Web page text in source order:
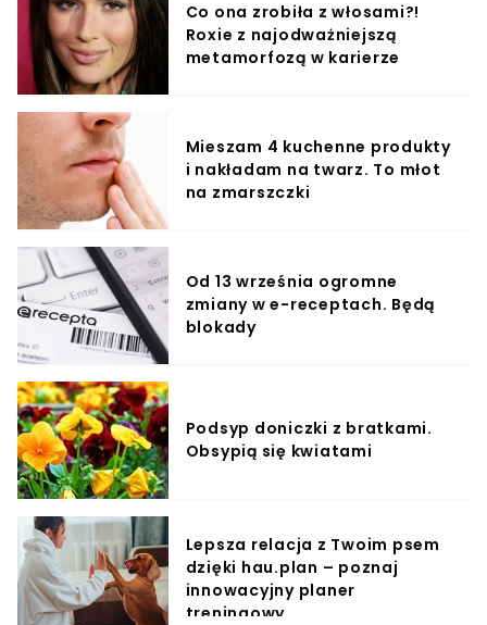
Co ona zrobiła z włosami?!
Roxie z najodważniejszą
metamorfozą w karierze
Mieszam 4 kuchenne produkty
i nakładam na twarz. To młot
na zmarszczki
Od 13 września ogromne
zmiany w e-receptach. Będą
blokady
Podsyp doniczki z bratkami.
Obsypią się kwiatami
Lepsza relacja z Twoim psem
dzięki hau.plan – poznaj
innowacyjny planer
treningowy